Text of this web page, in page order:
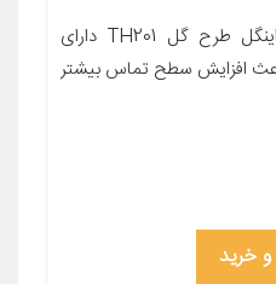
معرفی محصول لاستیک تراینگل طرح گل TH201 دارای
افزایش سطح تماس بیشتر
خرید